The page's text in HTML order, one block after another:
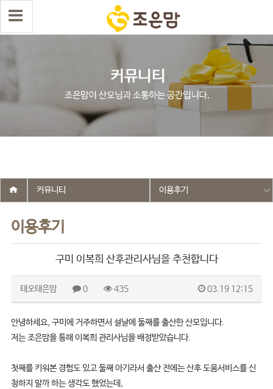
select wr_id, wr_subject from g5_write_m05_04 where wr_is_comment
= 0 and wr_datetime <= '2026-03-19 12:15:33' and wr_id <> '2699'
order by wr_datetime desc limit 1 asdasf
이용후기
커뮤니티 이용후기
구미 이복희 산후관리사님을 추천합니다
태오태은맘 0 435 03.19 12:15
안녕하세요, 구미에 거주하면서 설날에 둘째를 출산한 산모입니다.
저는 조은맘을 통해 이복희 관리사님을 배정받았습니다.
첫째를 키워본 경험도 있고 둘째 아기라서 출산 전에는 산후 도움서비스를 신
청하지 말까 하는 생각도 했었는데,